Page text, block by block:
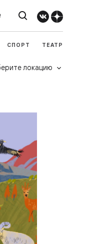
СПОРТ ТЕАТР
локацию